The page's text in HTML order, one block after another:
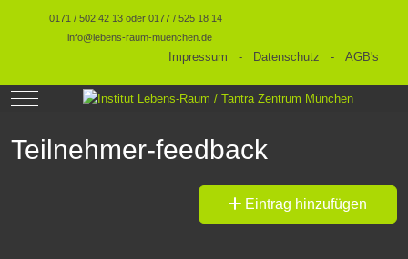
0171 / 502 42 13 oder 0177 / 525 18 14
info@lebens-raum-muenchen.de
Impressum - Datenschutz - AGB's
Mobile Menu Toggle
Teilnehmer-feedback
Eintrag hinzufügen